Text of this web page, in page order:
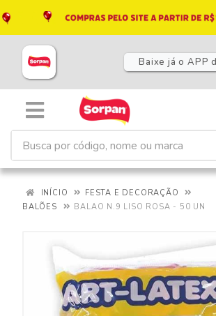
Baixe já o APP
INÍCIO
FESTA E DECORAÇÃO
BALÕES
BALAO N.9 LISO ROSA - 50 UN